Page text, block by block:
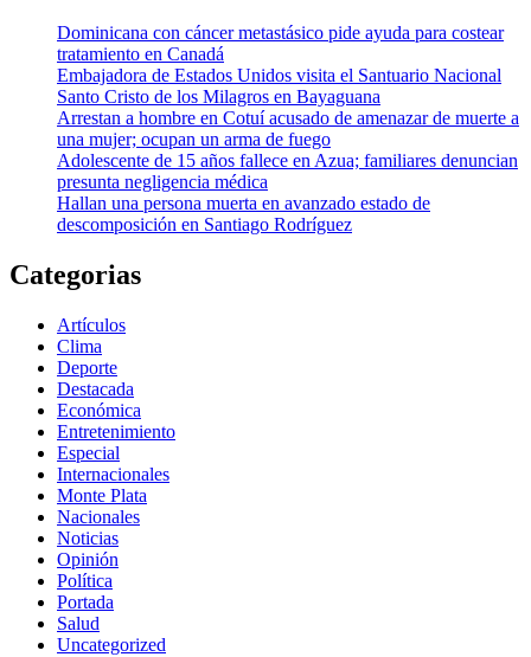
Dominicana con cáncer metastásico pide ayuda para costear
tratamiento en Canadá
Embajadora de Estados Unidos visita el Santuario Nacional
Santo Cristo de los Milagros en Bayaguana
Arrestan a hombre en Cotuí acusado de amenazar de muerte a
una mujer; ocupan un arma de fuego
Adolescente de 15 años fallece en Azua; familiares denuncian
presunta negligencia médica
Hallan una persona muerta en avanzado estado de
descomposición en Santiago Rodríguez
Categorias
Artículos
Clima
Deporte
Destacada
Económica
Entretenimiento
Especial
Internacionales
Monte Plata
Nacionales
Noticias
Opinión
Política
Portada
Salud
Uncategorized